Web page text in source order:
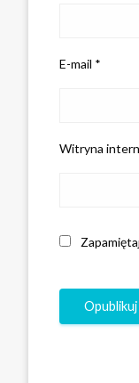
E-mail *
Witryna